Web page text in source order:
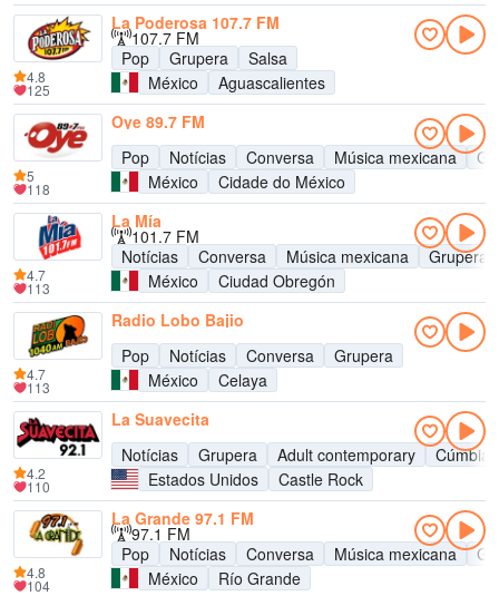
La Poderosa 107.7 FM
107.7 FM
Pop
Grupera
Salsa
México
Aguascalientes
4.8
125
Oye 89.7 FM
Pop
Notícias Conversa Música mexicana
México
Cidade do México
5
118
La Mía
101.7 FM
Notícias
Conversa Música mexicana
Grupera
México
Ciudad Obregón
4.7
113
Radio Lobo Bajio
Pop
Notícias Conversa
Grupera
México
Celaya
4.7
113
La Suavecita
Notícias
Grupera Adult contemporary
Cúmbia
Estados Unidos
Castle Rock
4.2
110
La Grande 97.1 FM
97.1 FM
Pop
Notícias Conversa Música mexicana
México
Río Grande
4.8
104